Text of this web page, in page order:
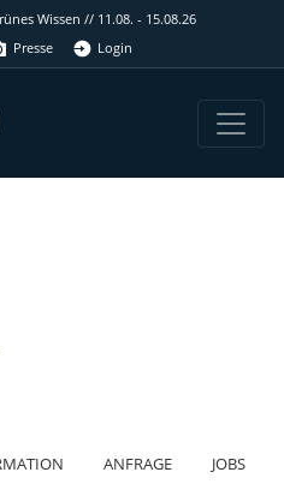
Wissen // 11.08. - 15.08.26
Presse Login
ANFRAGE JOBS